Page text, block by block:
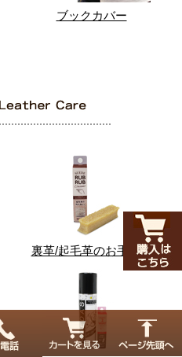
ブックカバー
裏革/起毛革のお手入れ